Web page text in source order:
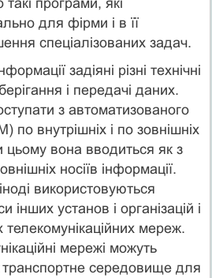
для фірми і в її
спеціалізованих задач.
задіяні різні технічні
і передачі даних.
з автоматизованого
по внутрішніх і по зовнішніх
цьому вона вводиться як з
носіїв інформації.
використовуються
інших установ і організацій і
мереж.
мережі можуть
транспортне середовище для